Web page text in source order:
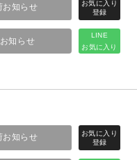
LINE
お気に入り
お知らせ
知らせ
お知らせ